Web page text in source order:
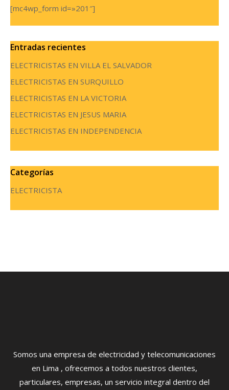
[mc4wp_form id=»201″]
Entradas recientes
ELECTRICISTAS EN VILLA EL SALVADOR
ELECTRICISTAS EN SURQUILLO
ELECTRICISTAS EN LA VICTORIA
ELECTRICISTAS EN JESUS MARIA
ELECTRICISTAS EN INDEPENDENCIA
Categorías
ELECTRICISTA
Somos una empresa de electricidad y telecomunicaciones
en Lima , ofrecemos a todos nuestros clientes,
particulares, empresas, un servicio integral dentro del